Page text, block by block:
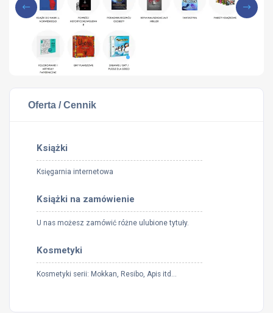
Oferta / Cennik
Książki
Księgarnia internetowa
Książki na zamówienie
U nas możesz zamówić różne ulubione tytuły.
Kosmetyki
Kosmetyki serii: Mokkan, Resibo, Apis itd...